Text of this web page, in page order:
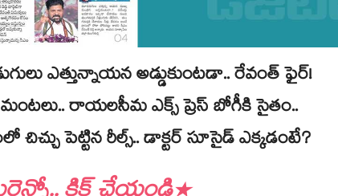
ఎత్తున్నాయన అడ్డుకుంటడా.. రేవంత్ ఫైర్!
రాయలసీమ ఎక్స్ ప్రెస్ బోగీకి సైతం..
చిచ్చు పెట్టిన రీల్స్.. డాక్టర్ సూసైడ్ ఎక్కడంటే?